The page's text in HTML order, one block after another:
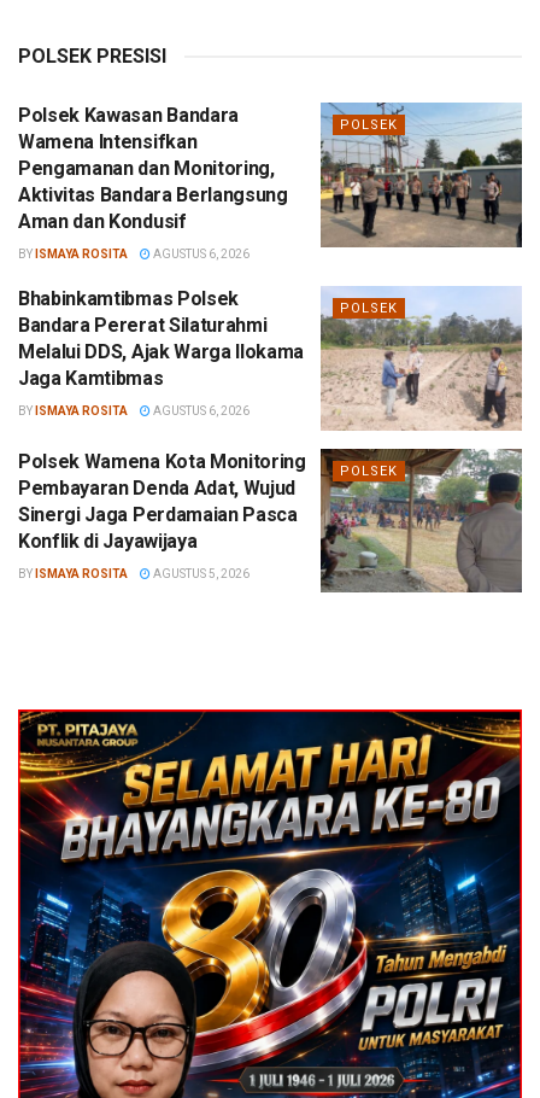
POLSEK PRESISI
POLSEK
Polsek Kawasan Bandara
Wamena Intensifkan
Pengamanan dan Monitoring,
Aktivitas Bandara Berlangsung
Aman dan Kondusif
BY ISMAYA ROSITA AGUSTUS 6, 2026
POLSEK
Bhabinkamtibmas Polsek
Bandara Pererat Silaturahmi
Melalui DDS, Ajak Warga Ilokama
Jaga Kamtibmas
BY ISMAYA ROSITA AGUSTUS 6, 2026
POLSEK
Polsek Wamena Kota Monitoring
Pembayaran Denda Adat, Wujud
Sinergi Jaga Perdamaian Pasca
Konflik di Jayawijaya
BY ISMAYA ROSITA AGUSTUS 5, 2026